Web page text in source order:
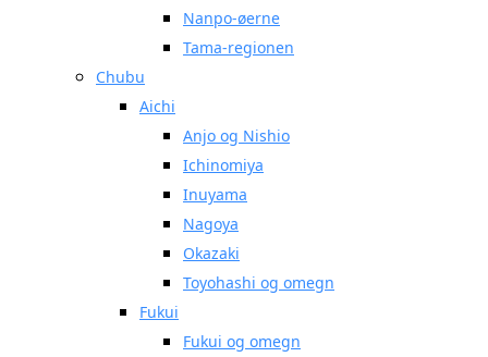
Nanpo-øerne
Tama-regionen
Chubu
Aichi
Anjo og Nishio
Ichinomiya
Inuyama
Nagoya
Okazaki
Toyohashi og omegn
Fukui
Fukui og omegn